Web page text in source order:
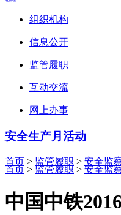
组织机构
信息公开
监管履职
互动交流
网上办事
安全生产月活动
首页 > 监管履职 > 安全监
首页 > 监管履职 > 安全监
中国中铁